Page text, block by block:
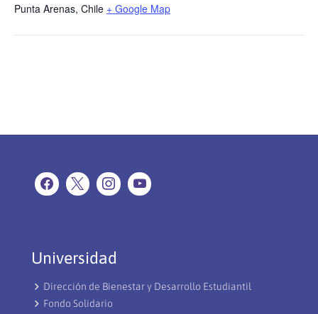
Punta Arenas, Chile + Google Map
Universidad
Dirección de Bienestar y Desarrollo Estudiantil
Fondo Solidario